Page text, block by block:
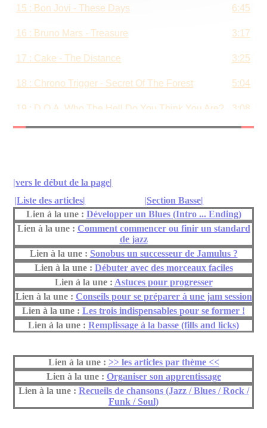
|vers le début de la page|
|Liste des articles|
|Section Basse|
Lien à la une : Développer un Blues (Intro ... Ending)
Lien à la une : Comment commencer ou finir un standard
de jazz
Lien à la une : Sonobus un successeur de Jamulus ?
Lien à la une : Débuter avec des morceaux faciles
Lien à la une : Astuces pour progresser
Lien à la une : Conseils pour se préparer à une jam session
Lien à la une : Les trois indispensables pour se former !
Lien à la une : Remplissage à la basse (fills and licks)
Lien à la une : >> les articles par thème <<
Lien à la une : Organiser son apprentissage
Lien à la une : Recueils de chansons (Jazz / Blues / Rock /
Funk / Soul)